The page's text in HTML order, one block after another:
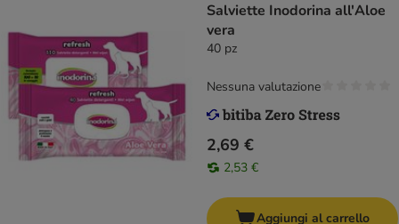
Salviette Inodorina all'Aloe
vera
40 pz
2,69 €
2,53 €
Nessuna valutazione
Aggiungi al carrello